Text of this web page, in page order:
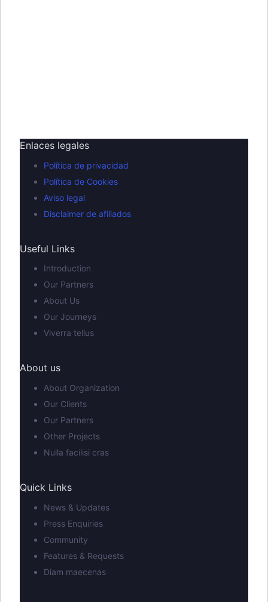
Enlaces legales
Política de privacidad
Política de Cookies
Aviso legal
Disclaimer de afiliados
Useful Links
Introduction
Our Partners
About Us
Our Journeys
Viverra tellus
About us
About Organization
Our Clients
Our Partners
Other Projects
Nulla facilisi cras
Quick Links
News & Updates
Press Enquiries
Community
Features & Requests
Diam maecenas